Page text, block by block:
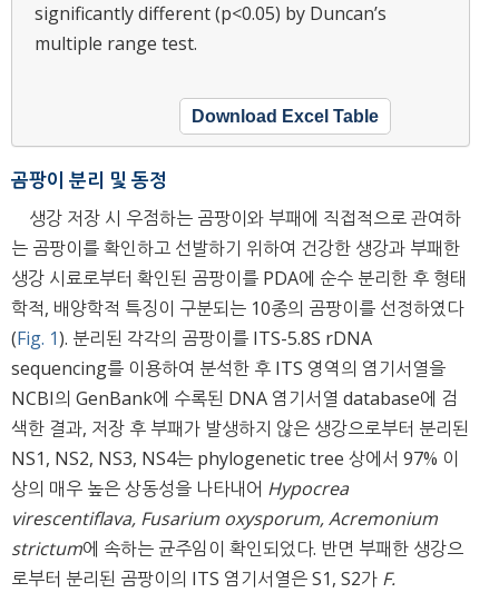
significantly different (p<0.05) by Duncan’s
multiple range test.
Download Excel Table
곰팡이 분리 및 동정
생강 저장 시 우점하는 곰팡이와 부패에 직접적으로 관여하
는 곰팡이를 확인하고 선발하기 위하여 건강한 생강과 부패한
생강 시료로부터 확인된 곰팡이를 PDA에 순수 분리한 후 형태
학적, 배양학적 특징이 구분되는 10종의 곰팡이를 선정하였다
(Fig. 1). 분리된 각각의 곰팡이를 ITS-5.8S rDNA
sequencing를 이용하여 분석한 후 ITS 영역의 염기서열을
NCBI의 GenBank에 수록된 DNA 염기서열 database에 검
색한 결과, 저장 후 부패가 발생하지 않은 생강으로부터 분리된
NS1, NS2, NS3, NS4는 phylogenetic tree 상에서 97% 이
상의 매우 높은 상동성을 나타내어 Hypocrea
virescentiflava, Fusarium oxysporum, Acremonium
strictum에 속하는 균주임이 확인되었다. 반면 부패한 생강으
로부터 분리된 곰팡이의 ITS 염기서열은 S1, S2가 F.